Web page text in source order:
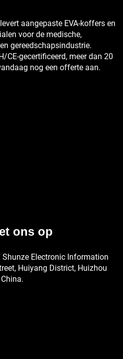
aangepaste EVA-koffers en
voor de medische,
gereedschapsindustrie.
CE-gecertificeerd, meer dan 20
nog een offerte aan.
ons op
Electronic Information
Huiyang District, Huizhou